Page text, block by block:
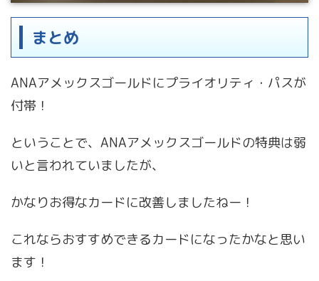
まとめ
ANAアメックスゴールドにプライオリティ・パスが
付帯！
ということで、ANAアメックスゴールドの特典は弱
いと言われていましたが、
かなりお得なカードに改善しましたねー！
これならおすすめできるカードになったかなと思い
ます！